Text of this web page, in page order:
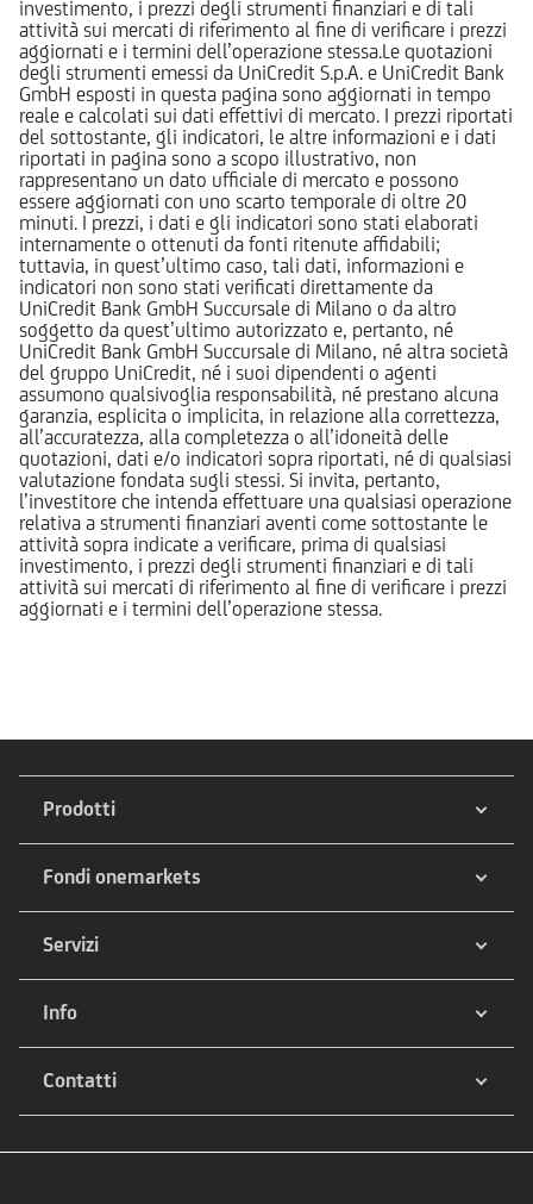
investimento, i prezzi degli strumenti finanziari e di tali
attività sui mercati di riferimento al fine di verificare i prezzi
aggiornati e i termini dell’operazione stessa.Le quotazioni
degli strumenti emessi da UniCredit S.p.A. e UniCredit Bank
GmbH esposti in questa pagina sono aggiornati in tempo
reale e calcolati sui dati effettivi di mercato. I prezzi riportati
del sottostante, gli indicatori, le altre informazioni e i dati
riportati in pagina sono a scopo illustrativo, non
rappresentano un dato ufficiale di mercato e possono
essere aggiornati con uno scarto temporale di oltre 20
minuti. I prezzi, i dati e gli indicatori sono stati elaborati
internamente o ottenuti da fonti ritenute affidabili;
tuttavia, in quest’ultimo caso, tali dati, informazioni e
indicatori non sono stati verificati direttamente da
UniCredit Bank GmbH Succursale di Milano o da altro
soggetto da quest’ultimo autorizzato e, pertanto, né
UniCredit Bank GmbH Succursale di Milano, né altra società
del gruppo UniCredit, né i suoi dipendenti o agenti
assumono qualsivoglia responsabilità, né prestano alcuna
garanzia, esplicita o implicita, in relazione alla correttezza,
all’accuratezza, alla completezza o all’idoneità delle
quotazioni, dati e/o indicatori sopra riportati, né di qualsiasi
valutazione fondata sugli stessi. Si invita, pertanto,
l’investitore che intenda effettuare una qualsiasi operazione
relativa a strumenti finanziari aventi come sottostante le
attività sopra indicate a verificare, prima di qualsiasi
investimento, i prezzi degli strumenti finanziari e di tali
attività sui mercati di riferimento al fine di verificare i prezzi
aggiornati e i termini dell’operazione stessa.
Prodotti
Fondi onemarkets
Servizi
Info
Contatti